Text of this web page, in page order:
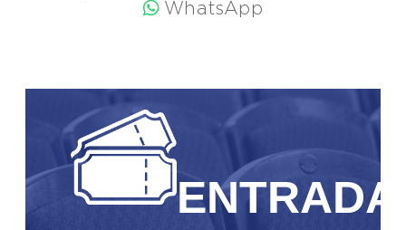
WhatsApp